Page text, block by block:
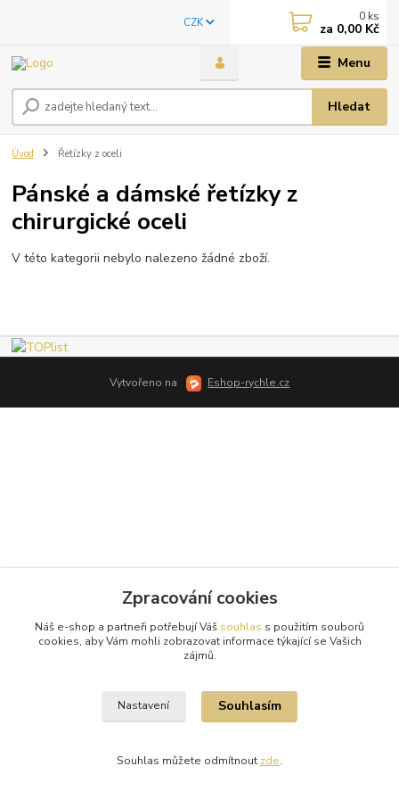
Menu
CZK
Hledat
0 ks
za 0,00 Kč
Úvod Řetízky z oceli
Pánské a dámské řetízky z
chirurgické oceli
V této kategorii nebylo nalezeno žádné zboží.
Vytvořeno na Eshop-rychle.cz
Zpracování cookies
Náš e-shop a partneři potřebují Váš souhlas s použitím souborů
cookies, aby Vám mohli zobrazovat informace týkající se Vašich
zájmů.
Nastavení Souhlasím
Souhlas můžete odmítnout zde.